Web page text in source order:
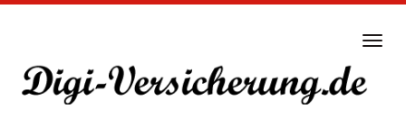
main
content